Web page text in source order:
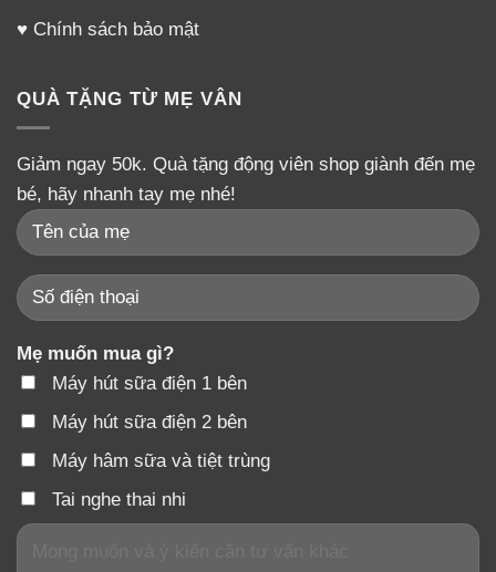
♥ Chính sách bảo mật
QUÀ TẶNG TỪ MẸ VÂN
Giảm ngay 50k. Quà tặng động viên shop giành đến mẹ
bé, hãy nhanh tay mẹ nhé!
Mẹ muốn mua gì?
Máy hút sữa điện 1 bên
Máy hút sữa điện 2 bên
Máy hâm sữa và tiệt trùng
Tai nghe thai nhi